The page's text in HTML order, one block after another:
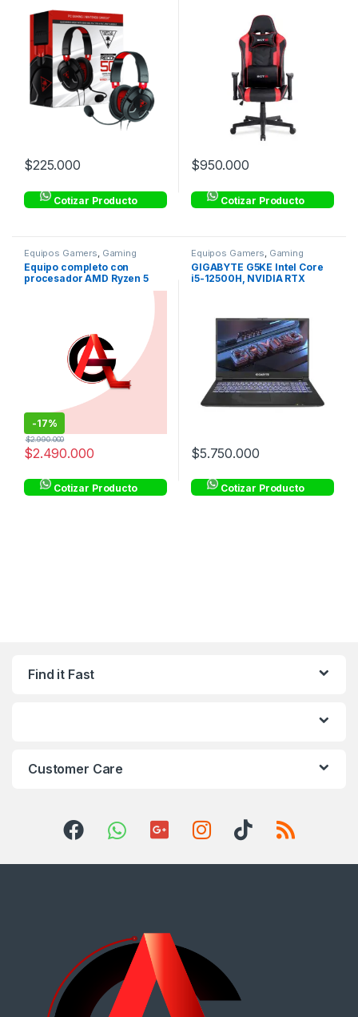
$225.000
Cotizar Producto
$950.000
Cotizar Producto
Equipos Gamers Gaming
Equipo completo con
procesador AMD Ryzen 5
-17%
$2.490.000
$2.990.000
Cotizar Producto
Equipos Gamers Gaming
GIGABYTE G5KE Intel Core
i5-12500H, NVIDIA RTX
$5.750.000
Cotizar Producto
Find it Fast
Customer Care